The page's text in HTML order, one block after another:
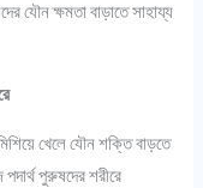
যৌন ক্ষমতা বাড়াতে সাহায্য
খেলে যৌন শক্তি বাড়তে
পুরুষদের শরীরে